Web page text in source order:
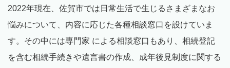
2022年現在、佐賀市では日常生活で生じるさまざまなお
悩みについて、内容に応じた各種相談窓口を設けていま
す。その中には専門家 による相談窓口もあり、相続登記
を含む相続手続きや遺言書の作成、成年後見制度に関する